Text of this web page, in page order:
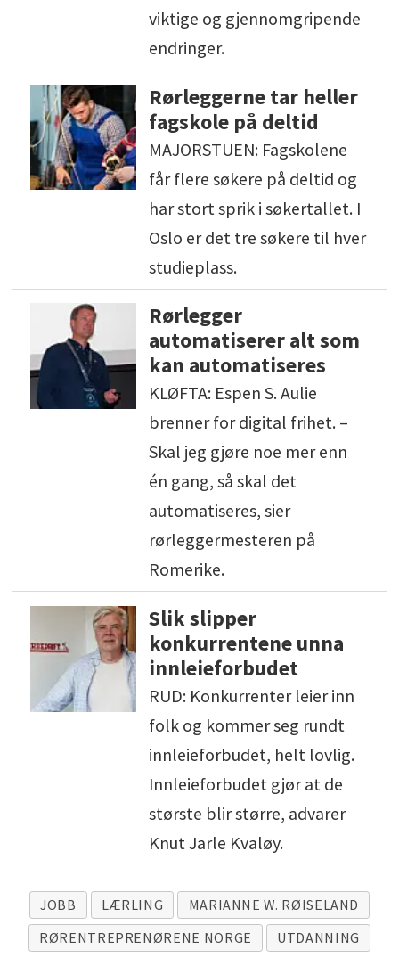
viktige og gjennomgripende
endringer.
Rørleggerne tar heller
fagskole på deltid
MAJORSTUEN: Fagskolene
får flere søkere på deltid og
har stort sprik i søkertallet. I
Oslo er det tre søkere til hver
studieplass.
Rørlegger
automatiserer alt som
kan automatiseres
KLØFTA: Espen S. Aulie
brenner for digital frihet. –
Skal jeg gjøre noe mer enn
én gang, så skal det
automatiseres, sier
rørleggermesteren på
Romerike.
Slik slipper
konkurrentene unna
innleieforbudet
RUD: Konkurrenter leier inn
folk og kommer seg rundt
innleieforbudet, helt lovlig.
Innleieforbudet gjør at de
største blir større, advarer
Knut Jarle Kvaløy.
JOBB LÆRLING
MARIANNE W. RØISELAND
RØRENTREPRENØRENE NORGE
UTDANNING